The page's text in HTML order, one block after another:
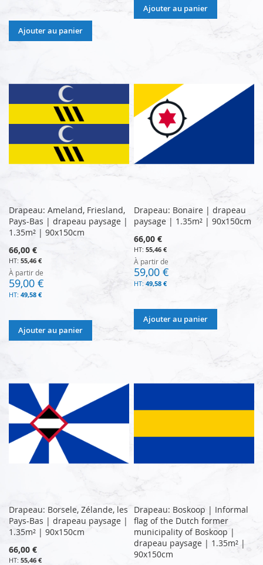
Ajouter au panier
Ajouter au panier
Drapeau: Ameland, Friesland,
Pays-Bas | drapeau paysage |
1.35m² | 90x150cm
66,00 €
55,46 €
À partir de
59,00 €
49,58 €
Ajouter au panier
Drapeau: Bonaire | drapeau
paysage | 1.35m² | 90x150cm
66,00 €
55,46 €
À partir de
59,00 €
49,58 €
Ajouter au panier
Drapeau: Borsele, Zélande, les
Pays-Bas | drapeau paysage |
1.35m² | 90x150cm
66,00 €
55,46 €
Drapeau: Boskoop | Informal
flag of the Dutch former
municipality of Boskoop |
drapeau paysage | 1.35m² |
90x150cm